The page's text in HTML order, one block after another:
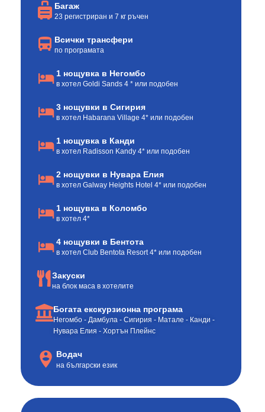
Багаж
23 регистриран и 7 кг ръчен
Всички трансфери
по програмата
1 нощувка в Негомбо
в хотел Goldi Sands 4 * или подобен
3 нощувки в Сигирия
в хотел Habarana Village 4* или подобен
1 нощувка в Канди
в хотел Radisson Kandy 4* или подобен
2 нощувки в Нувара Елия
в хотел Galway Heights Hotel 4* или подобен
1 нощувка в Коломбо
в хотел 4*
4 нощувки в Бентота
в хотел Club Bentota Resort 4* или подобен
Закуски
на блок маса в хотелите
Богата екскурзионна програма
Негомбо - Дамбула - Сигирия - Матале - Канди -
Нувара Елия - Хортън Плейнс
Водач
на български език